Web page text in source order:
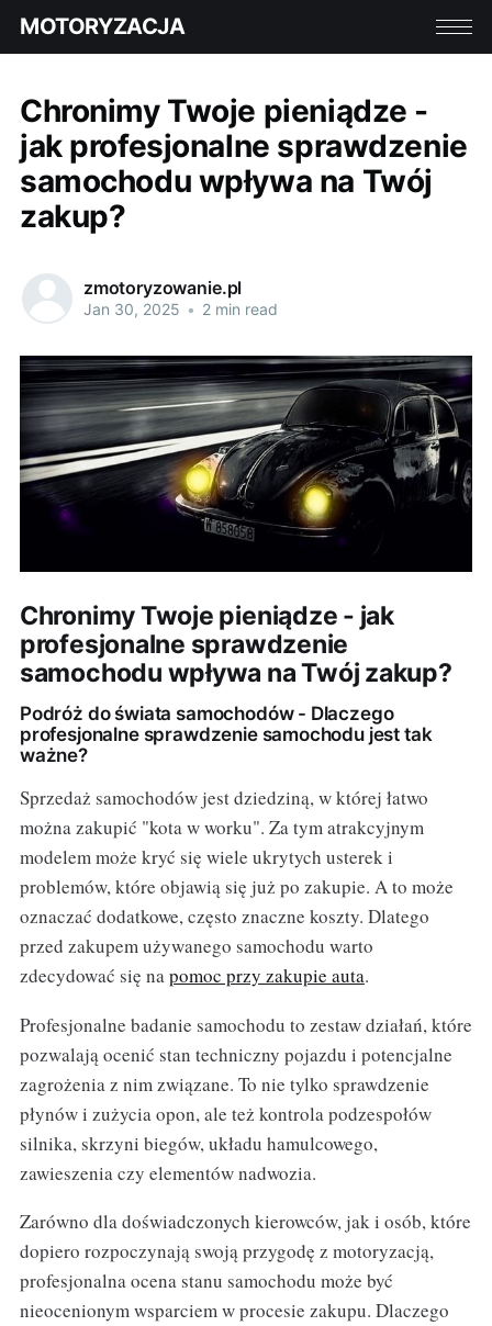
MOTORYZACJA
Chronimy Twoje pieniądze -
jak profesjonalne sprawdzenie
samochodu wpływa na Twój
zakup?
zmotoryzowanie.pl
Jan 30, 2025 • 2 min read
Chronimy Twoje pieniądze - jak
profesjonalne sprawdzenie
samochodu wpływa na Twój zakup?
Podróż do świata samochodów - Dlaczego
profesjonalne sprawdzenie samochodu jest tak
ważne?
Sprzedaż samochodów jest dziedziną, w której łatwo
można zakupić "kota w worku". Za tym atrakcyjnym
modelem może kryć się wiele ukrytych usterek i
problemów, które objawią się już po zakupie. A to może
oznaczać dodatkowe, często znaczne koszty. Dlatego
przed zakupem używanego samochodu warto
zdecydować się napomoc przy zakupie auta.
Profesjonalne badanie samochodu to zestaw działań, które
pozwalają ocenić stan techniczny pojazdu i potencjalne
zagrożenia z nim związane. To nie tylko sprawdzenie
płynów i zużycia opon, ale też kontrola podzespołów
silnika, skrzyni biegów, układu hamulcowego,
zawieszenia czy elementów nadwozia.
Zarówno dla doświadczonych kierowców, jak i osób, które
dopiero rozpoczynają swoją przygodę z motoryzacją,
profesjonalna ocena stanu samochodu może być
nieocenionym wsparciem w procesie zakupu. Dlaczego